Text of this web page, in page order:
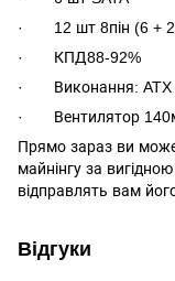
· 12 шт 8пін (6 +
· КПД88-92%
· Виконання: ATX
· Вентилятор
Прямо зараз ви
майнінгу за
відправлять вам
Відгуки